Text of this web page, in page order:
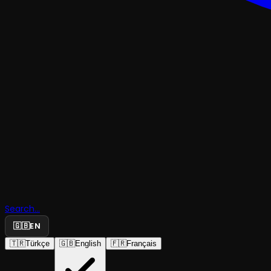
Search...
🇬🇧EN
🇹🇷Türkçe 🇬🇧English 🇫🇷Français
Oyunun